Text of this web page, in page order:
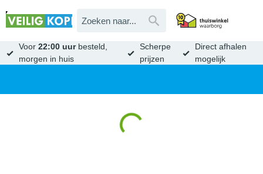
Voor22:00 uurbesteld,
morgen in huis
Scherpe
prijzen
Direct afhalen
mogelijk